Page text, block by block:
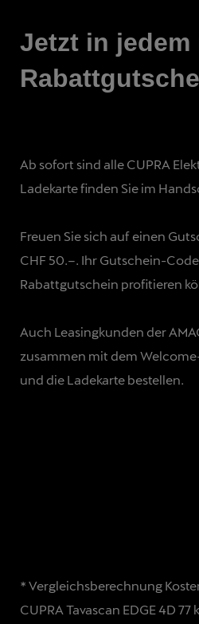
Jetzt in
Ab sofort sind alle CUPRA
Ladekarte finden Sie im
Freuen Sie sich auf einen
CHF 50.–. Ihr Gutschein-
Rabattgutschein profitieren
Auch Leasingkunden der
zusammen mit dem
und die Ladekarte bestellen.
* Vergleichsberechnung
CUPRA Tavascan EDGE 4D